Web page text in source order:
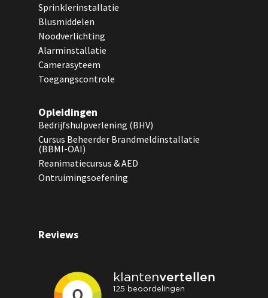
Sprinklerinstallatie
Blusmiddelen
Noodverlichting
Alarminstallatie
Camerasyteem
Toegangscontrole
Opleidingen
Bedrijfshulpverlening (BHV)
Cursus Beheerder Brandmeldinstallatie
(BBMI-OAI)
Reanimatiecursus & AED
Ontruimingsoefening
Reviews